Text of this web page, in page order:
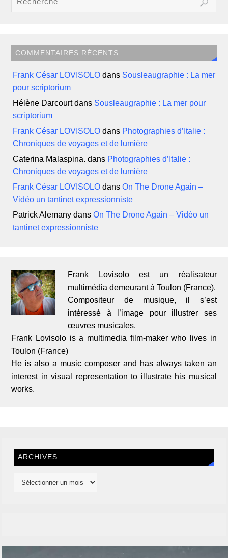
COMMENTAIRES RÉCENTS
Frank César LOVISOLO dans Sousleaugraphie : La mer
pour scriptorium
Hélène Darcourtdans Sousleaugraphie : La mer pour
scriptorium
Frank César LOVISOLO dans Photographies d’Italie :
Chroniques de voyages et de lumière
Caterina Malaspina. dans Photographies d’Italie :
Chroniques de voyages et de lumière
Frank César LOVISOLO dansOn The Drone Again –
Vidéo un tantinet expressionniste
Patrick Alemany dansOn The Drone Again – Vidéo un
tantinet expressionniste
Frank Lovisolo est un réalisateur
multimédia demeurant à Toulon (France).
Compositeur de musique, il s’est
intéressé à l’image pour illustrer ses
œuvres musicales.
Frank Lovisolo is a multimedia film-maker who lives in
Toulon (France)
He is also a music composer and has always taken an
interest in visual representation to illustrate his musical
works.
ARCHIVES